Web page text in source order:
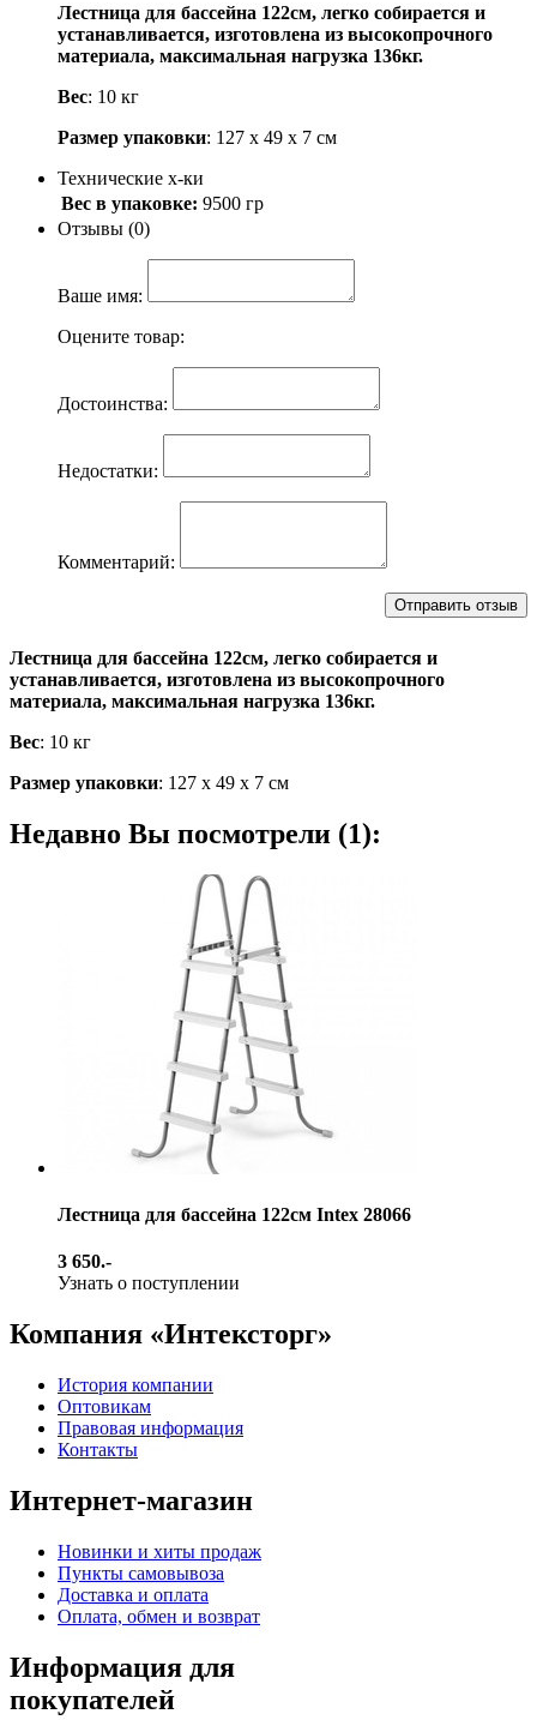
Лестница для бассейна 122см, легко собирается и
устанавливается, изготовлена из высокопрочного
материала, максимальная нагрузка 136кг.
Вес: 10 кг
Размер упаковки: 127 х 49 х 7 см
Технические х-ки
Вес в упаковке: 9500 гр
Отзывы (0)
Ваше имя:
Оцените товар:
Достоинства:
Недостатки:
Комментарий:
Лестница для бассейна 122см, легко собирается и
устанавливается, изготовлена из высокопрочного
материала, максимальная нагрузка 136кг.
Вес: 10 кг
Размер упаковки: 127 х 49 х 7 см
Недавно Вы посмотрели (1):
Лестница для бассейна 122см Intex 28066
3 650.-
Узнать о поступлении
Компания «Интексторг»
История компании
Оптовикам
Правовая информация
Контакты
Интернет-магазин
Новинки и хиты продаж
Пункты самовывоза
Доставка и оплата
Оплата, обмен и возврат
Информация для
покупателей